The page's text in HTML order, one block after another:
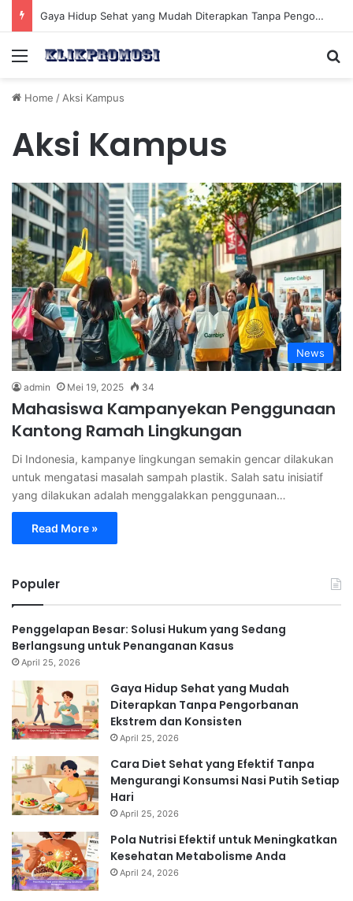
Gaya Hidup Sehat yang Mudah Diterapkan Tanpa Pengorbanan Ekstrem dan Konsisten
Menu
Home /Aksi Kampus
Aksi Kampus
News
admin Mei 19, 2025 34
Mahasiswa Kampanyekan Penggunaan
Kantong Ramah Lingkungan
Di Indonesia, kampanye lingkungan semakin gencar dilakukan
untuk mengatasi masalah sampah plastik. Salah satu inisiatif
yang dilakukan adalah menggalakkan penggunaan…
Read More »
Populer
Penggelapan Besar: Solusi Hukum yang Sedang
Berlangsung untuk Penanganan Kasus
April 25, 2026
Gaya Hidup Sehat yang Mudah
Diterapkan Tanpa Pengorbanan
Ekstrem dan Konsisten
April 25, 2026
Cara Diet Sehat yang Efektif Tanpa
Mengurangi Konsumsi Nasi Putih Setiap
Hari
April 25, 2026
Pola Nutrisi Efektif untuk Meningkatkan
Kesehatan Metabolisme Anda
April 24, 2026